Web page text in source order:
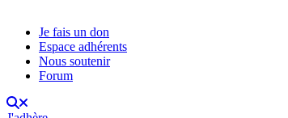
Je fais un don
Espace adhérents
Nous soutenir
Forum